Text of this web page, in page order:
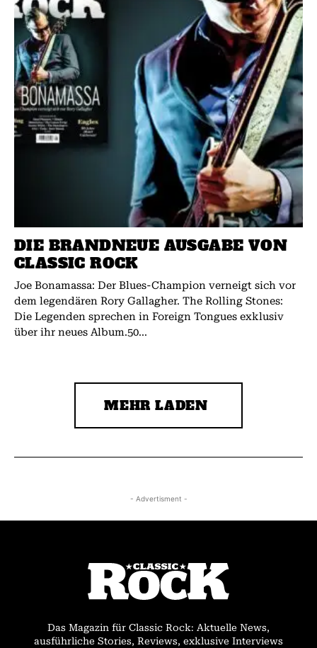
DIE BRANDNEUE AUSGABE VON
CLASSIC ROCK
Joe Bonamassa: Der Blues-Champion verneigt sich vor
dem legendären Rory Gallagher. The Rolling Stones:
Die Legenden sprechen in Foreign Tongues exklusiv
über ihr neues Album.50...
MEHR LADEN
- Advertisment -
Das Magazin für Classic Rock: Aktuelle News,
ausführliche Stories, Reviews, exklusive Interviews